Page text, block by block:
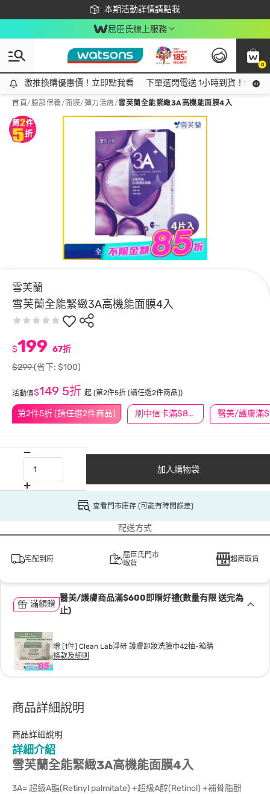
本期活動詳情請點我
下載app最高回饋$350
屈臣氏線上服務
0
激推換購優惠價！立即點我看
激推換購優惠價！立即點我看 下單選閃電送 1小時到貨！領神
首頁/臉部保養/面膜/彈力活膚/雪芙蘭全能緊緻3A高機能面膜4入
雪芙蘭
雪芙蘭全能緊緻3A高機能面膜4入
第2件5折 (請任選2件商品) 刷中信卡滿$888送3萬點
$199 67折
$299(省下: $100)
活動價$149 5折 起 (第2件5折 (請任選2件商品))
加入購物袋
查看門市庫存 (可能有時間誤差)
配送方式
宅配到府
屈臣氏門市
取貨
超商取貨
滿額贈
醫美/護膚商品滿$600即贈好禮(數量有限 送完為
止)
贈 [1件] Clean Lab淨研 護膚卸妝洗臉巾42抽-箱購
條款及細則
商品詳細說明
商品詳細說明
詳細介紹
雪芙蘭全能緊緻3A高機能面膜4入
3A= 超級A酯(Retinyl palmitate) +超級A醇(Retinol) +補骨脂酚